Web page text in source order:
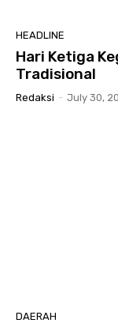
HEADLINE
Hari Ketiga
Tradisional
Redaksi - July 30,
DAERAH